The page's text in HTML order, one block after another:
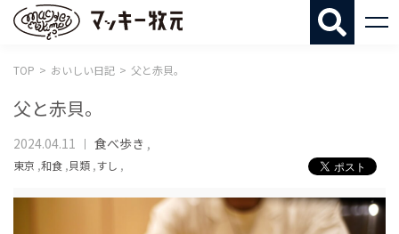
TOP おいしい日記 父と赤貝。
父と赤貝。
2024.04.11 食べ歩き ,
東京 ,和食 ,貝類 ,すし ,